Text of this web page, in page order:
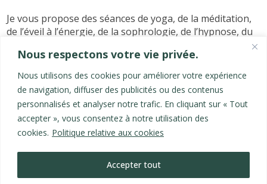
Nous respectons votre vie privée.
Nous utilisons des cookies pour améliorer votre expérience
de navigation, diffuser des publicités ou des contenus
personnalisés et analyser notre trafic. En cliquant sur « Tout
accepter », vous consentez à notre utilisation des
cookies. Politique relative aux cookies
Accepter tout
Je vous propose des séances de yoga, de la méditation,
de l’éveil à l’énergie, de la sophrologie, de l’hypnose, du
reprendre votre vie en main, agir sur votre corps, et
trouver l'apaisement.
Les derniers articles
Les Nâdis
Les 5 couches de l'Être
Nettoyage abdominal
Hygiène du nez - Jala Neti
La dépression